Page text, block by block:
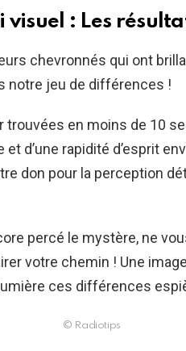
visuel : Les
chevronnés qui ont
notre jeu de différences !
trouvées en moins de 10
d’une rapidité d’esprit
don pour la perception
percé le mystère, ne
votre chemin ! Une
ces différences
© Radiotips